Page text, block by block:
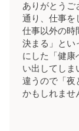
ありがとうご
通り、仕事を
仕事以外の時
決まる」とい
にした「健康
い出してしま
違うので「夜
かもしれませ